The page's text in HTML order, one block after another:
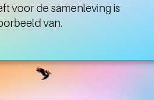
voor de samenleving is
van.